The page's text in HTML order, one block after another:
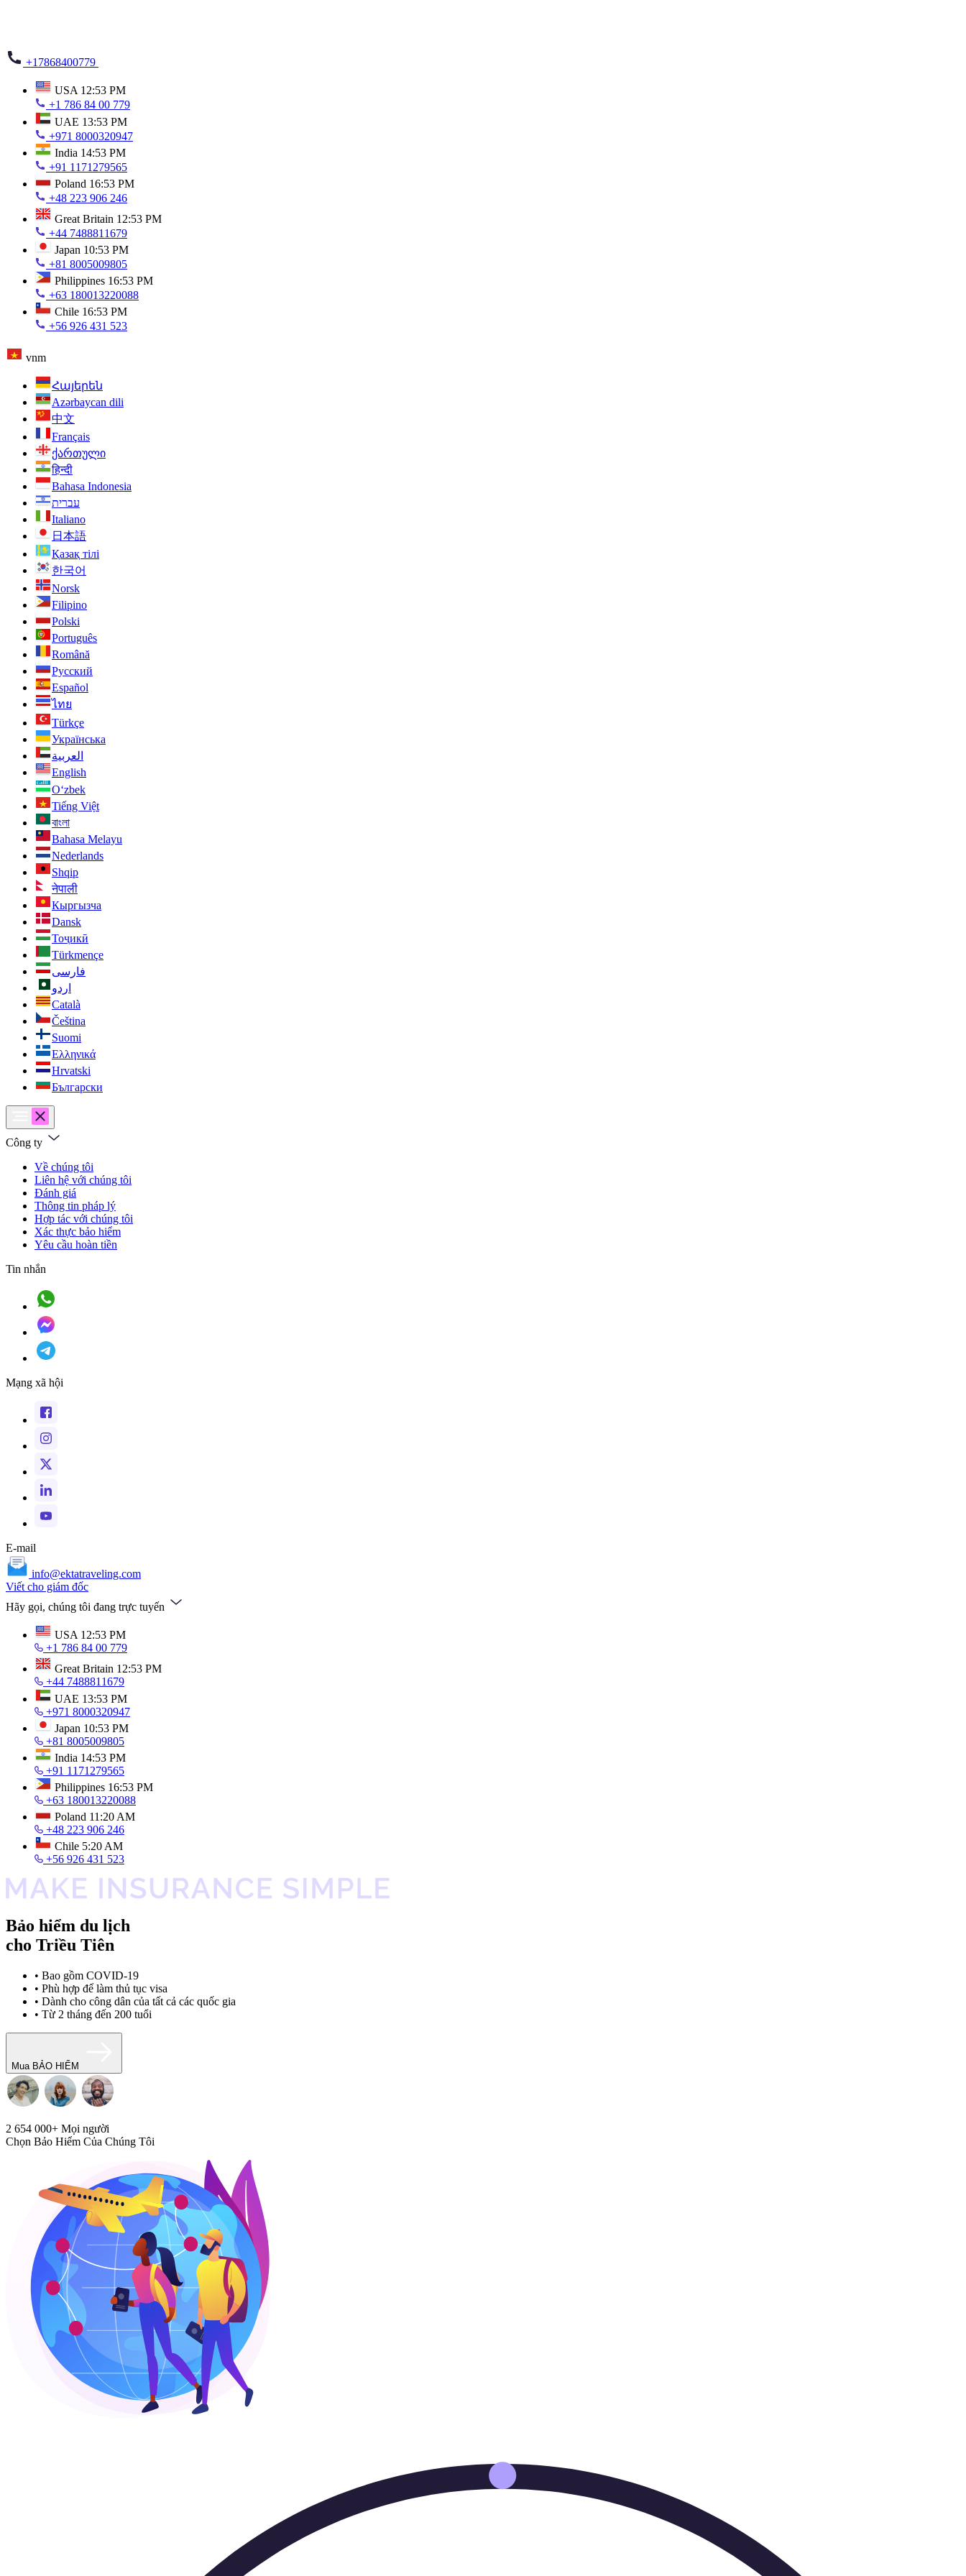
+17868400779
USA 12:53 PM
+1 786 84 00 779
UAE 13:53 PM
+971 8000320947
India 14:53 PM
+91 1171279565
Poland 16:53 PM
+48 223 906 246
Great Britain 12:53 PM
+44 7488811679
Japan 10:53 PM
+81 8005009805
Philippines 16:53 PM
+63 180013220088
Chile 16:53 PM
+56 926 431 523
vnm
Հայերեն
Azərbaycan dili
中文
Français
ქართული
हिन्दी
Bahasa Indonesia
עברית
Italiano
日本語
Қазақ тілі
한국어
Norsk
Filipino
Polski
Português
Română
Русский
Español
ไทย
Türkçe
Українська
العربية
English
O‘zbek
Tiếng Việt
বাংলা
Bahasa Melayu
Nederlands
Shqip
नेपाली
Кыргызча
Dansk
Тоҷикӣ
Türkmençe
فارسی
اردو
Català
Čeština
Suomi
Ελληνικά
Hrvatski
Български
Công ty
Về chúng tôi
Liên hệ với chúng tôi
Đánh giá
Thông tin pháp lý
Hợp tác với chúng tôi
Xác thực bảo hiểm
Yêu cầu hoàn tiền
Tin nhắn
Mạng xã hội
E-mail
info@ektatraveling.com
Viết cho giám đốc
Hãy gọi, chúng tôi đang trực tuyến
USA 12:53 PM
+1 786 84 00 779
Great Britain 12:53 PM
+44 7488811679
UAE 13:53 PM
+971 8000320947
Japan 10:53 PM
+81 8005009805
India 14:53 PM
+91 1171279565
Philippines 16:53 PM
+63 180013220088
Poland 11:20 AM
+48 223 906 246
Chile 5:20 AM
+56 926 431 523
Bảo hiểm du lịch
cho Triều Tiên
• Bao gồm COVID-19
• Phù hợp để làm thủ tục visa
• Dành cho công dân của tất cả các quốc gia
• Từ 2 tháng đến 200 tuổi
Mua BẢO HIỂM
2 654 000+ Mọi người
Chọn Bảo Hiểm Của Chúng Tôi